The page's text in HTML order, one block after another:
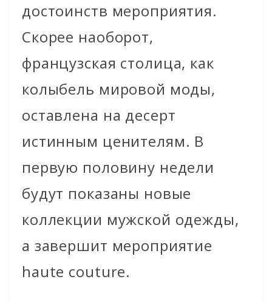
достоинств мероприятия.
Скорее наоборот,
французская столица, как
колыбель мировой моды,
оставлена на десерт
истинным ценителям. В
первую половину недели
будут показаны новые
коллекции мужской одежды,
а завершит мероприятие
haute couture.